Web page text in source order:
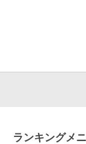
ランキングメ